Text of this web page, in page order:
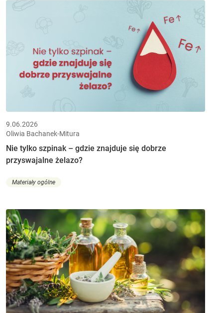
9.06.2026
Oliwia Bachanek-Mitura
Nie tylko szpinak – gdzie znajduje się dobrze
przyswajalne żelazo?
Materiały ogólne